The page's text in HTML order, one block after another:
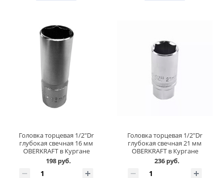
Головка торцевая 1/2"Dr
глубокая свечная 16 мм
OBERKRAFT в Кургане
198 руб.
Головка торцевая 1/2"Dr
глубокая свечная 21 мм
OBERKRAFT в Кургане
236 руб.